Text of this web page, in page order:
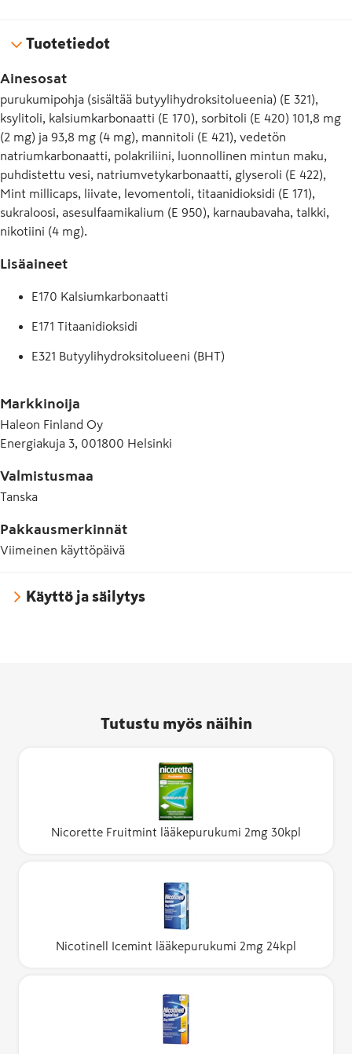
Tuotetiedot
Ainesosat
purukumipohja (sisältää butyylihydroksitolueenia) (E 321),
ksylitoli, kalsiumkarbonaatti (E 170), sorbitoli (E 420) 101,8 mg
(2 mg) ja 93,8 mg (4 mg), mannitoli (E 421), vedetön
natriumkarbonaatti, polakriliini, luonnollinen mintun maku,
puhdistettu vesi, natriumvetykarbonaatti, glyseroli (E 422),
Mint millicaps, liivate, levomentoli, titaanidioksidi (E 171),
sukraloosi, asesulfaamikalium (E 950), karnaubavaha, talkki,
nikotiini (4 mg).
Lisäaineet
E170 Kalsiumkarbonaatti
E171 Titaanidioksidi
E321 Butyylihydroksitolueeni (BHT)
E421 Mannitoli
E422 Glyseroli
E500 Natriumkarbonaatti
E553b Talkki
E903 Karnaubavaha
E955 Sukraloosi
Markkinoija
Haleon Finland Oy
Energiakuja 3, 001800 Helsinki
Valmistusmaa
Tanska
Pakkausmerkinnät
Viimeinen käyttöpäivä
Käyttö ja säilytys
Tutustu myös näihin
Nicorette Fruitmint lääkepurukumi 2mg 30kpl
Nicotinell Icemint lääkepurukumi 2mg 24kpl